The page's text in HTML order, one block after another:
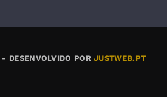
- DESENVOLVIDO PORJUSTWEB.PT